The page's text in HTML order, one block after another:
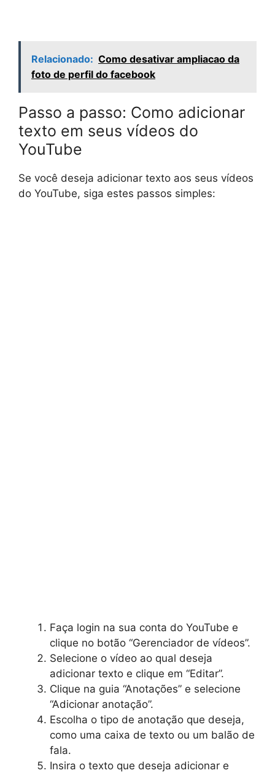
Relacionado: Como desativar ampliacao da
foto de perfil do facebook
Passo a passo: Como adicionar
texto em seus vídeos do
YouTube
Se você deseja adicionar texto aos seus vídeos
do YouTube, siga estes passos simples:
Faça login na sua conta do YouTube e
clique no botão “Gerenciador de vídeos”.
Selecione o vídeo ao qual deseja
adicionar texto e clique em “Editar”.
Clique na guia “Anotações” e selecione
“Adicionar anotação”.
Escolha o tipo de anotação que deseja,
como uma caixa de texto ou um balão de
fala.
Insira o texto que deseja adicionar e